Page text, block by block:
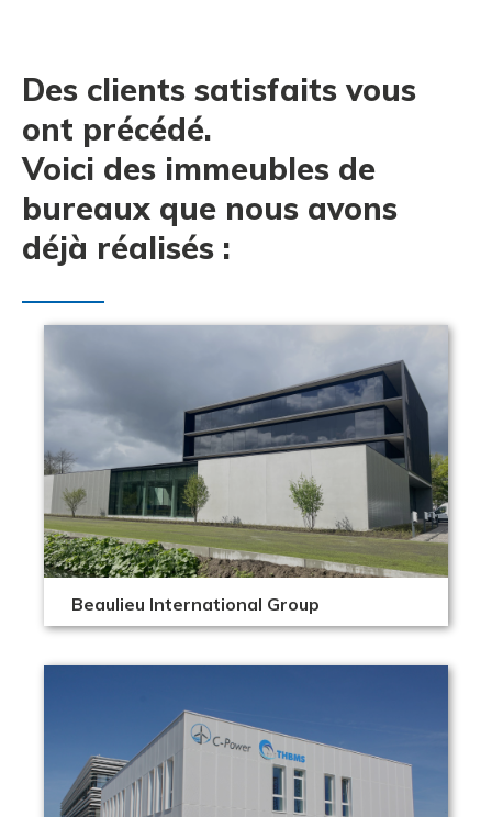
Des clients satisfaits vous
ont précédé.
Voici des immeubles de
bureaux que nous avons
déjà réalisés :
Beaulieu International Group